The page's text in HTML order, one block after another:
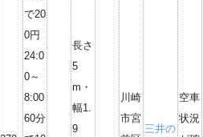
で20
0円
24:0
0～
8:00
60分
長さ
5
m・
幅1.
9
川崎
市宮
三井の
空車
状況